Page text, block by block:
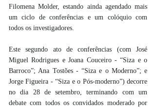
Filomena Molder, estando ainda agendado mais
um ciclo de conferências e um colóquio com
todos os investigadores.
Este segundo ato de conferências (com José
Miguel Rodrigues e Joana Couceiro - “Siza e o
Barroco”; Ana Tostões - “Siza e o Moderno”; e
Jorge Figueira - “Siza e o Pós-moderno”) decorre
no dia 28 de setembro, terminando com um
debate com todos os convidados moderado por